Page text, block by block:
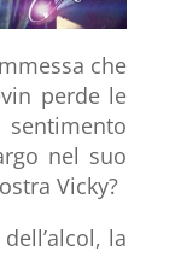
che
perde le
nel suo
Vicky?
la